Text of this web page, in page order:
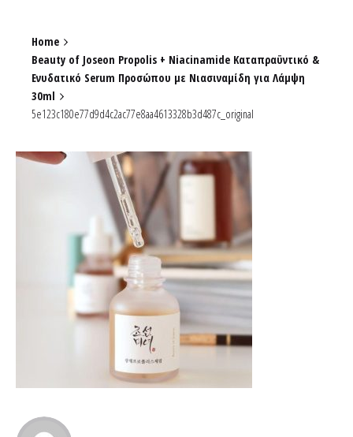
Home
Beauty of Joseon Propolis + Niacinamide Καταπραϋντικό &
Ενυδατικό Serum Προσώπου με Νιασιναμίδη για Λάμψη
30ml
5e123c180e77d9d4c2ac77e8aa4613328b3d487c_original